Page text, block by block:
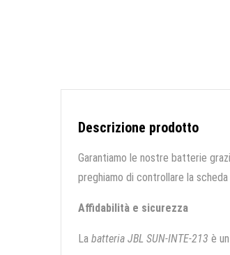
Descrizione prodotto
Garantiamo le nostre batterie
preghiamo di controllare la
Affidabilità e sicurezza
La batteria JBL SUN-INTE-213 è